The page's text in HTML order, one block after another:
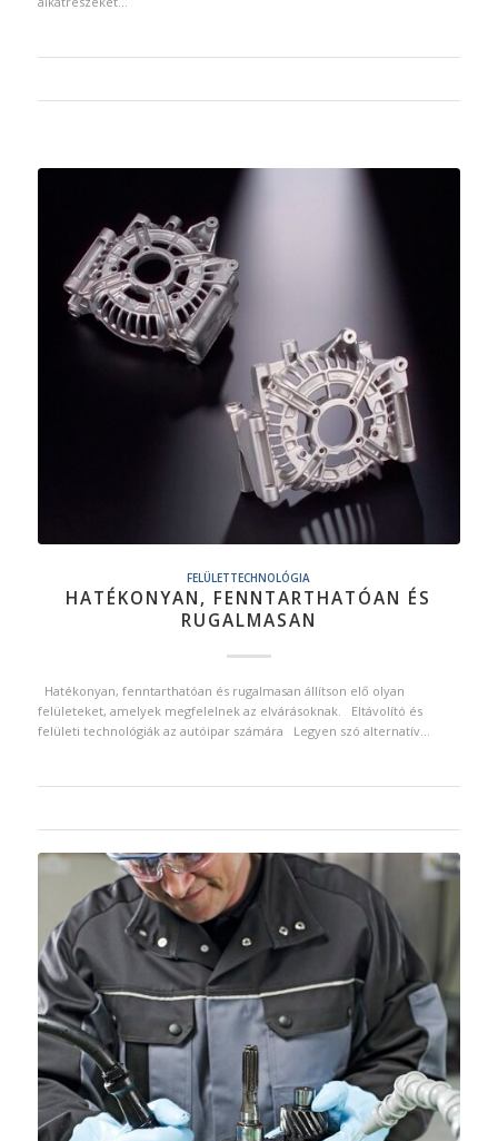
FELÜLETTECHNOLÓGIA
HATÉKONYAN, FENNTARTHATÓAN ÉS
RUGALMASAN
Hatékonyan, fenntarthatóan és rugalmasan állítson elő olyan
felületeket, amelyek megfelelnek az elvárásoknak. Eltávolító és
felületi technológiák az autóipar számára Legyen szó alternatív…